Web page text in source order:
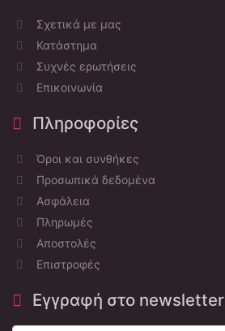
Σχετικά με μας
Κατάστημα
Συχνές ερωτήσεις
Επικοινωνία
Πληροφορίες
Όροι και συνθήκες
Προσωπικά δεδομένα
Ασφάλεια
Πληρωμές
Αποστολές
Επιστροφές
Εγγραφή στο newsletter